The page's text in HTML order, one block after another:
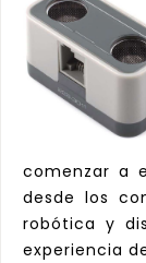
comenzar a
desde los
robótica y
experiencia